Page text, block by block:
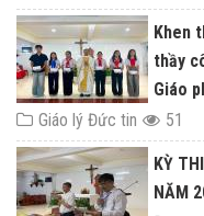
Khen
thầy
Giáo
Giáo lý Đức tin
51
KỲ
NĂM